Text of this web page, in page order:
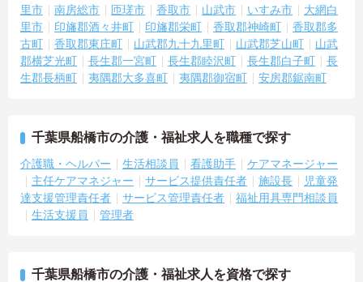
里市
南房総市 匝瑳市 香取市 山武市 いすみ市
大網白
里市
印旛郡酒々井町 印旛郡栄町 香取郡神崎町
香取郡多
古町
香取郡東庄町 山武郡九十九里町 山武郡芝山町
山武
郡横芝光町
長生郡一宮町 長生郡睦沢町 長生郡白子町
長
生郡長柄町
夷隅郡大多喜町 夷隅郡御宿町 安房郡鋸南町
千葉県船橋市の介護・福祉求人を職種で探す
介護職・ヘルパー 生活相談員 看護助手
ケアマネージャー
主任ケアマネジャー
サービス提供責任者 施設長
児童発
達支援管理責任者
サービス管理責任者
福祉用具専門相談員
生活支援員
管理者
千葉県船橋市の介護・福祉求人を資格で探す